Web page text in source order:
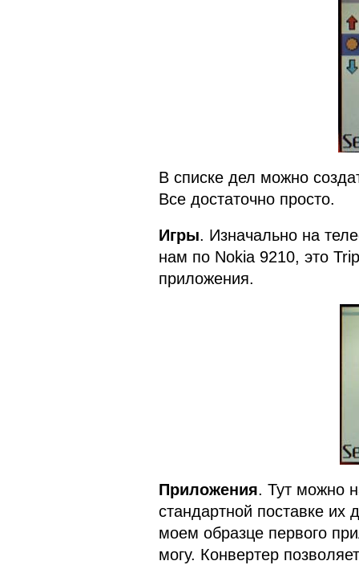
В списке дел можно
Все достаточно просто.
Игры. Изначально на
нам по Nokia 9210, это
приложения.
Приложения. Тут можно
стандартной поставке
моем образце первого
могу. Конвертер